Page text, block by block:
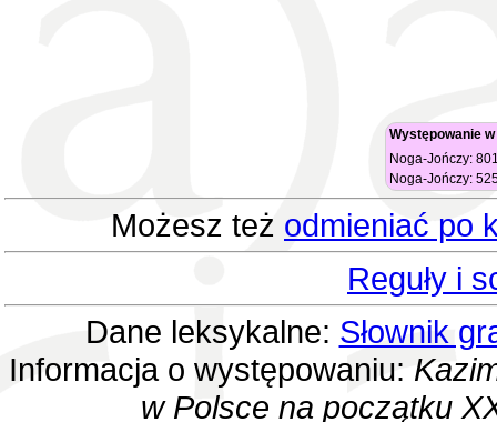
Występowanie w
Noga-Jończy:
Noga-Jończy:
Możesz też odmieniać po
Reguły i
Dane leksykalne: Słownik
Informacja o występowaniu:
w Polsce na początku